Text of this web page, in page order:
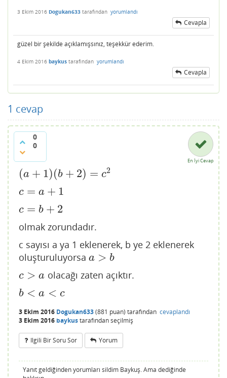
3 Ekim 2016 Dogukan633 tarafından yorumlandı
Cevapla
güzel bir şekilde açıklamışsınız, teşekkür ederim.
4 Ekim 2016 baykus tarafından yorumlandı
Cevapla
1 cevap
0
0
En İyi Cevap
(a + 1)(b + 2) = c2
(a+ 1)( b+2)= c2
c = a + 1
c=a+ 1
c = b + 2
c=b+ 2
olmak zorundadır.
c sayısı a ya 1 eklenerek, b ye 2 eklenerek
oluşturuluyorsa a > b
a> b
c > a
c>a olacağı zaten açıktır.
b < a < c
b <a<c
3 Ekim 2016 Dogukan633(881 puan) tarafından cevaplandı
3 Ekim 2016 baykustarafındanseçilmiş
Ilgili Bir Soru Sor Yorum
Yanıt geldiğinden yorumları sildim Baykuş. Ama dediğinde